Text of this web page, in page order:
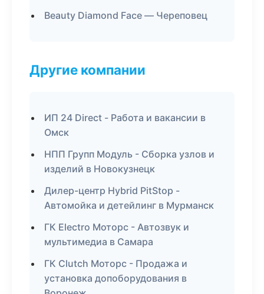
Beauty Diamond Face — Череповец
Другие компании
ИП 24 Direct - Работа и вакансии в
Омск
НПП Групп Модуль - Сборка узлов и
изделий в Новокузнецк
Дилер-центр Hybrid PitStop -
Автомойка и детейлинг в Мурманск
ГК Electro Моторс - Автозвук и
мультимедиа в Самара
ГК Clutch Моторс - Продажа и
установка допоборудования в